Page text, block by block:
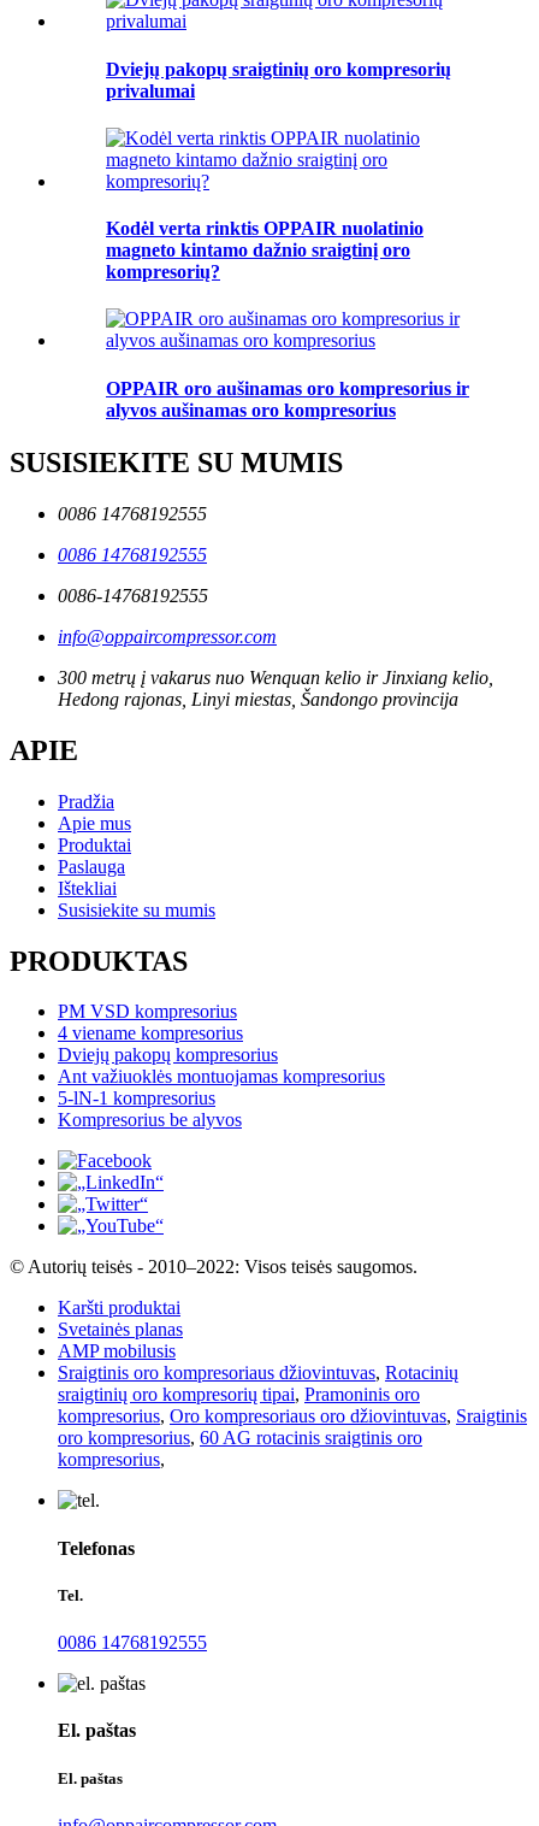
Dviejų pakopų sraigtinių oro kompresorių
privalumai
Kodėl verta rinktis OPPAIR nuolatinio
magneto kintamo dažnio sraigtinį oro
kompresorių?
OPPAIR oro aušinamas oro kompresorius ir
alyvos aušinamas oro kompresorius
SUSISIEKITE SU MUMIS
0086 14768192555
0086 14768192555
0086-14768192555
info@oppaircompressor.com
300 metrų į vakarus nuo Wenquan kelio ir Jinxiang kelio,
Hedong rajonas, Linyi miestas, Šandongo provincija
APIE
Pradžia
Apie mus
Produktai
Paslauga
Ištekliai
Susisiekite su mumis
PRODUKTAS
PM VSD kompresorius
4 viename kompresorius
Dviejų pakopų kompresorius
Ant važiuoklės montuojamas kompresorius
5-lN-1 kompresorius
Kompresorius be alyvos
© Autorių teisės - 2010–2022: Visos teisės saugomos.
Karšti produktai
Svetainės planas
AMP mobilusis
Sraigtinis oro kompresoriaus džiovintuvas, Rotacinių
sraigtinių oro kompresorių tipai, Pramoninis oro
kompresorius, Oro kompresoriaus oro džiovintuvas, Sraigtinis
oro kompresorius, 60 AG rotacinis sraigtinis oro
kompresorius,
Telefonas
Tel.
0086 14768192555
El. paštas
El. paštas